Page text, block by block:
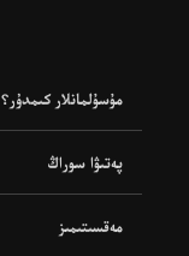
مۇسۇلمانلار كىمدۇر؟
پەتىۋا سوراڭ
مەقسىتىمىز